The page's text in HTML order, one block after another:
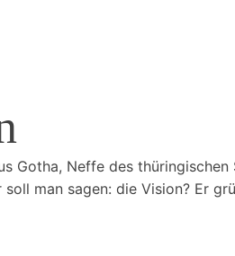
Gotha, Neffe des
man sagen: die Vision? Er